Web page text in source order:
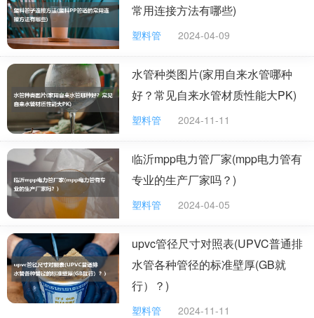
DN50（2寸管）、DN65（2寸半管）、DN100（4寸
管）、DN125（5寸管）、DN150（6寸管）、
DN200（8寸管）、DN250（10寸管）等。
水管材质种类多样，塑料管有PVC、UPVC、PPR、
PPR稳态塑铝合金、铝塑管、波纹管、PE管等；金属管
有镀锌管、不锈钢管、不锈钢衬塑管、薄壁不锈钢管、镀
锌衬塑管、铜管、铸铁管等。常见的水管是PPR管、PPC
管、ABS管、PE管、铜管等等。
国内常见的PVC水管尺寸分别是4分，管径外径是
20mm，6分的水管尺寸管径25mm，1寸的水管尺寸管径
是32mm，40mm的水管尺寸是1.2寸，1.5寸的管径外径
是50mm，2寸的管径外径尺寸是60mm。这是几种常见的
PVC水管尺寸。在买水管的时候可以参考下。
常用连接方法有哪些)
塑料管 2024-04-09
水管种类图片(家用自来水管哪种
好？常见自来水管材质性能大PK)
塑料管 2024-11-11
临沂mpp电力管厂家(mpp电力管有
专业的生产厂家吗？)
塑料管 2024-04-05
upvc管径尺寸对照表(UPVC普通排
水管各种管径的标准壁厚(GB就
行）？)
塑料管 2024-11-11